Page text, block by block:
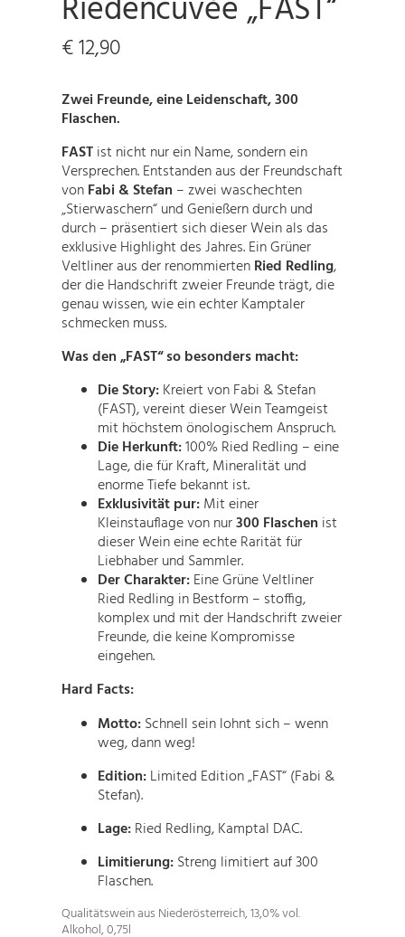
Riedencuvée „FAST“
€12,90
Zwei Freunde, eine Leidenschaft, 300
Flaschen.
FASTist nicht nur ein Name, sondern ein
Versprechen. Entstanden aus der Freundschaft
vonFabi & Stefan – zwei waschechten
„Stierwaschern“ und Genießern durch und
durch – präsentiert sich dieser Wein als das
exklusive Highlight des Jahres. Ein Grüner
Veltliner aus der renommiertenRied Redling,
der die Handschrift zweier Freunde trägt, die
genau wissen, wie ein echter Kamptaler
schmecken muss.
Was den „FAST“ so besonders macht:
Die Story:Kreiert von Fabi & Stefan
(FAST), vereint dieser Wein Teamgeist
mit höchstem önologischem Anspruch.
Die Herkunft:100% Ried Redling – eine
Lage, die für Kraft, Mineralität und
enorme Tiefe bekannt ist.
Exklusivität pur:Mit einer
Kleinstauflage von nur300 Flaschen ist
dieser Wein eine echte Rarität für
Liebhaber und Sammler.
Der Charakter:Eine Grüne Veltliner
Ried Redling in Bestform – stoffig,
komplex und mit der Handschrift zweier
Freunde, die keine Kompromisse
eingehen.
Hard Facts:
Motto:Schnell sein lohnt sich – wenn
weg, dann weg!
Edition:Limited Edition „FAST“ (Fabi &
Stefan).
Lage:Ried Redling, Kamptal DAC.
Limitierung:Streng limitiert auf 300
Flaschen.
Qualitätswein aus Niederösterreich, 13,0% vol.
Alkohol, 0,75l